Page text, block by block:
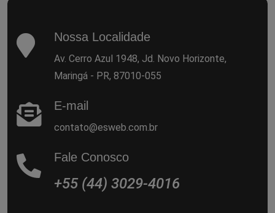
Nossa Localidade
Av. Cerro Azul 1948, Jd. Novo Horizonte,
Maringá - PR, 87010-055
E-mail
contato@esweb.com.br
Fale Conosco
+55 (44) 3029-4016